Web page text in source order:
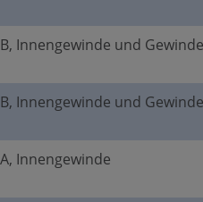
B, Innengewinde und
B, Innengewinde und
A, Innengewinde